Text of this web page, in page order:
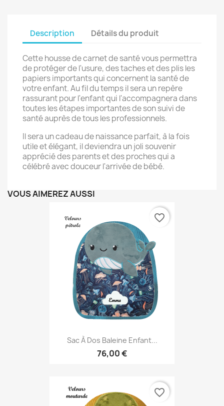
Description Détails du produit
Cette housse de carnet de santé vous permettra
de protéger de l'usure, des taches et des plis les
papiers importants qui concernent la santé de
votre enfant. Au fil du temps il sera un repère
rassurant pour l'enfant qui l'accompagnera dans
toutes les étapes importantes de son suivi de
santé auprès de tous les professionnels.
Il sera un cadeau de naissance parfait, à la fois
utile et élégant, il deviendra un joli souvenir
apprécié des parents et des proches qui a
célébré avec douceur l'arrivée de bébé.
VOUS AIMEREZ AUSSI
Sac À Dos Baleine Enfant...
76,00 €
favorite_border
favorite_border